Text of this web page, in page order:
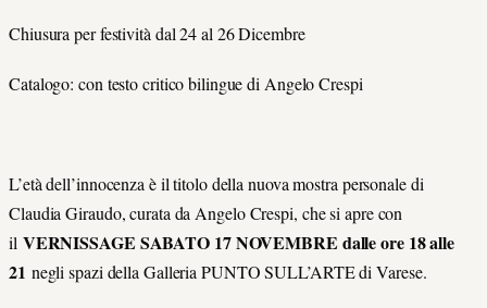
Chiusura per festività dal 24 al 26 Dicembre
Catalogo: con testo critico bilingue di Angelo Crespi
L’età dell’innocenza è il titolo della nuova mostra personale di
Claudia Giraudo, curata da Angelo Crespi, che si apre con
il VERNISSAGE SABATO 17 NOVEMBRE dalle ore 18 alle
21 negli spazi della Galleria PUNTO SULL’ARTE di Varese.